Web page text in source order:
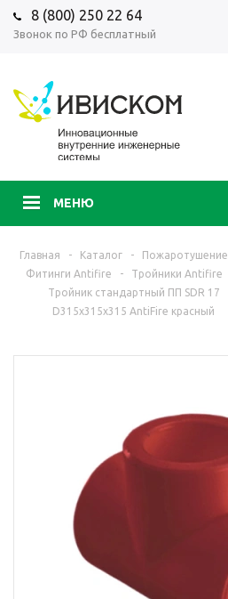
8 (800) 250 22 64
Звонок по РФ бесплатный
МЕНЮ
Главная - Каталог - Пожаротушение
Фитинги Antifire
- Тройники Antifire
Тройник стандартный ПП SDR 17
D315х315х315 AntiFire красный